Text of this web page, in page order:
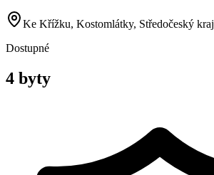
Ke Křížku, Kostomlátky, Středočeský kraj
Dostupné
4 byty